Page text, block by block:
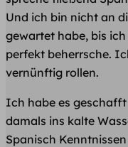
Und ich bin nicht an
gewartet habe, bis
perfekt beherrsche.
vernünftig rollen.
Ich habe es
damals ins kalte
Spanisch